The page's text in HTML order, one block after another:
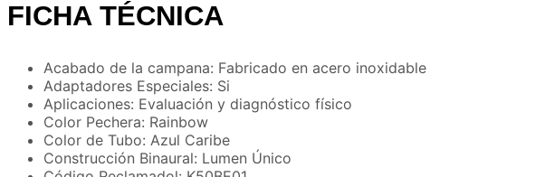
FICHA TÉCNICA
Acabado de la campana: Fabricado en acero inoxidable
Adaptadores Especiales: Si
Aplicaciones: Evaluación y diagnóstico físico
Color Pechera: Rainbow
Color de Tubo: Azul Caribe
Construcción Binaural: Lumen Único